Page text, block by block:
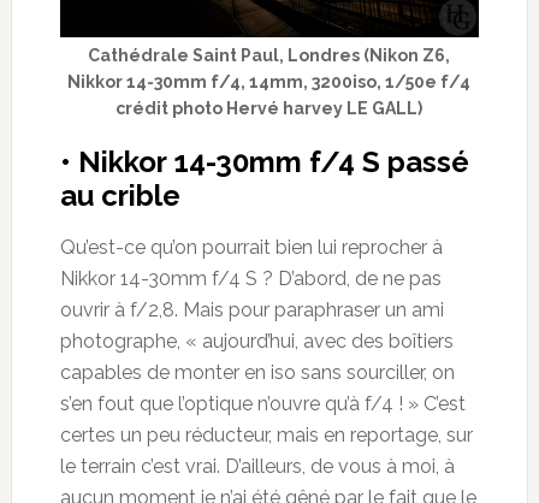
Cathédrale Saint Paul, Londres (Nikon Z6,
Nikkor 14-30mm f/4, 14mm, 3200iso, 1/50e f/4
crédit photo Hervé harvey LE GALL)
• Nikkor 14-30mm f/4 S passé
au crible
Qu’est-ce qu’on pourrait bien lui reprocher à
Nikkor 14-30mm f/4 S ? D’abord, de ne pas
ouvrir à f/2,8. Mais pour paraphraser un ami
photographe, « aujourd’hui, avec des boîtiers
capables de monter en iso sans sourciller, on
s’en fout que l’optique n’ouvre qu’à f/4 ! » C’est
certes un peu réducteur, mais en reportage, sur
le terrain c’est vrai. D’ailleurs, de vous à moi, à
aucun moment je n’ai été gêné par le fait que le